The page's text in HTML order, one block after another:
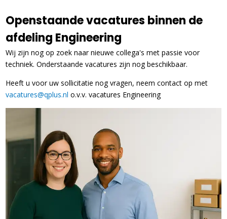
Openstaande vacatures binnen de
afdeling Engineering
Wij zijn nog op zoek naar nieuwe collega's met passie voor
techniek. Onderstaande vacatures zijn nog beschikbaar.
Heeft u voor uw sollicitatie nog vragen, neem contact op met
vacatures@qplus.nl o.v.v. vacatures Engineering